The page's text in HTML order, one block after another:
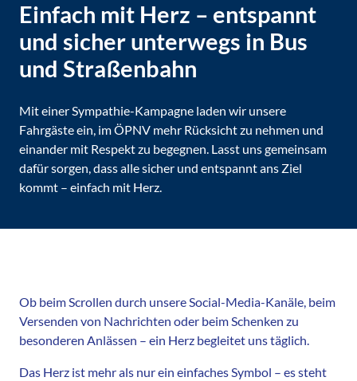
Einfach mit Herz – entspannt
und sicher unterwegs in Bus
und Straßenbahn
Mit einer Sympathie-Kampagne laden wir unsere
Fahrgäste ein, im ÖPNV mehr Rücksicht zu nehmen und
einander mit Respekt zu begegnen. Lasst uns gemeinsam
dafür sorgen, dass alle sicher und entspannt ans Ziel
kommt – einfach mit Herz.
Ob beim Scrollen durch unsere Social-Media-Kanäle, beim
Versenden von Nachrichten oder beim Schenken zu
besonderen Anlässen – ein Herz begleitet uns täglich.
Das Herz ist mehr als nur ein einfaches Symbol – es steht